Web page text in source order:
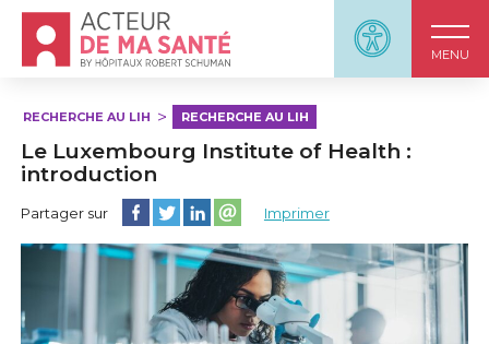
Panneau
MENU
Accueil - Acteur de ma santé, by HôpitauxRobert
RECHERCHE AU LIH RECHERCHE AU LIH
Le Luxembourg Institute of Health :
introduction
Partager sur Partager cette page sur Facebook
Partager cette page sur Twitter
Partager cette page sur LinkedIn
Partager cette page sur email
Imprimer